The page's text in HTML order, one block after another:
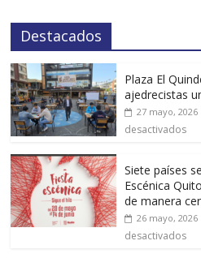
Destacados
Plaza El
ajedrecistas
27 mayo, 2026
desactivados
Siete países
Escénica
de manera
26 mayo, 2026
desactivados